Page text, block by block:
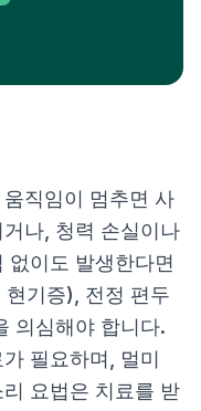
직임이 멈추면 사
나, 청력 손실이나
없이도 발생한다면
현기증), 전정 편두
의심해야 합니다.
필요하며, 멀미
요법은 치료를 받